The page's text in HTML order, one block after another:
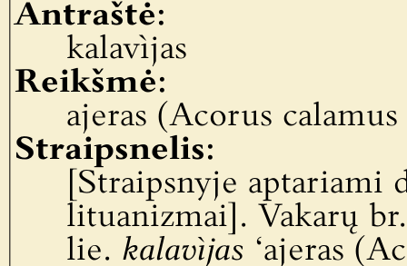
Antraštė:
kalavìjas
Reikšmė:
ajeras (Acorus
Straipsnelis:
[Straipsnyje aptariami
lituanizmai]. Vakarų
lie. kalavìjas ‘ajeras